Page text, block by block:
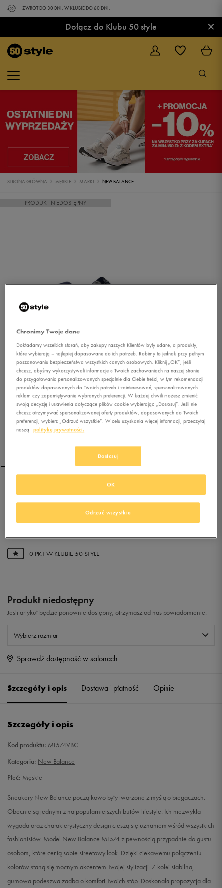
ZWROT DO 30 DNI. W KLUBIE DO 60 DNI.
Dołącz do Klubu 50 style ×
STRONA GŁÓWNA MĘSKIE MARKI NEW BALANCE
PRODUKT NIEDOSTĘPNY
NEW BALANCE ML574VBC
0.0(0)
0złz Vat
+ 0 PKT W KLUBIE 50 STYLE
Produkt niedostępny
Jeśli artykuł będzie ponownie dostępny, otrzymasz od nas powiadomienie.
Wybierz rozmiar
Rozmiary EU
40,5 25,5 cm
41,5
42 26,5 cm Powiadom o dostępności
27 cm
43 27,5 cm Powiadom o dostępności
44 28 cm Powiadom o dostępności
Sprawdź dostępność w salonach
Szczegóły i opis Dostawa i płatność Opinie
Szczegóły i opis
Kod produktu: ML574VBC
Kategoria: New Balance
Płeć: Męskie
Sneakery New Balance początkowo były tworzone z myślą o biegaczach.
Obecnie są jednymi z najpopularniejszych butów lifestyle. Ich niezwykła
wygoda oraz charakterystyczny design cieszą się uznaniem wśród wszystkich
fashionistów. Model New Balance ML574 z pewnością przypadnie do gustu
osobom, które cenią sobie streetowy look. Dzięki ciekawemu połączeniu
kolorów staną się mocnym akcentem Twojej stylizacji. Z kolei stabilna,
gumowa podeszwa zadba o komfort Twoich stóp. Doskonała propozycja dla
Chronimy Twoje dane
Dokładamy wszelkich starań, aby zakupy naszych Klientów były udane, a produkty,
które wybierają – najlepiej dopasowane do ich potrzeb. Robimy to jednak przy pełnym
poszanowaniu bezpieczeństwa wszystkich danych osobowych. Kliknij „OK”, jeśli
chcesz, abyśmy wykorzystywali informacje o Twoich zachowaniach na naszej stronie
do przygotowania personalizowanych specjalnie dla Ciebie treści, w tym rekomendacji
produktów dopasowanych do Twoich potrzeb i zainteresowań, spersonalizowanych
reklam czy zapamiętywanie wybranych preferencji. W każdej chwili możesz zmienić
swoją decyzję i ustawienia dotyczące plików cookie wybierając „Dostosuj”. Jeśli nie
chcesz otrzymywać spersonalizowanej oferty produktów, dopasowanych do Twoich
preferencji, wybierz „Odrzuć wszystkie”. W celu uzyskania więcej informacji, przeczytaj
naszą
politykę prywatności.
Dostosuj
Odrzuć wszystkie
OK